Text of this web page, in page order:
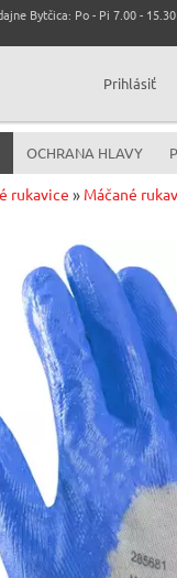
Bytčica: Po - Pi 7.00 -
Prihlásiť
OCHRANA HLAVY
rukavice » Máčané